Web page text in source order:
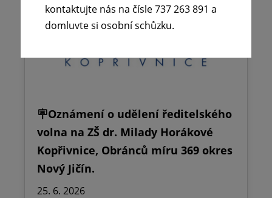
🪧Oznámení o udělení ředitelského
volna na ZŠ dr. Milady Horákové
Kopřivnice, Obránců míru 369 okres
Nový Jičín.
25. 6. 2026
kontaktujte nás na čísle 737 263 891 a
domluvte si osobní schůzku.